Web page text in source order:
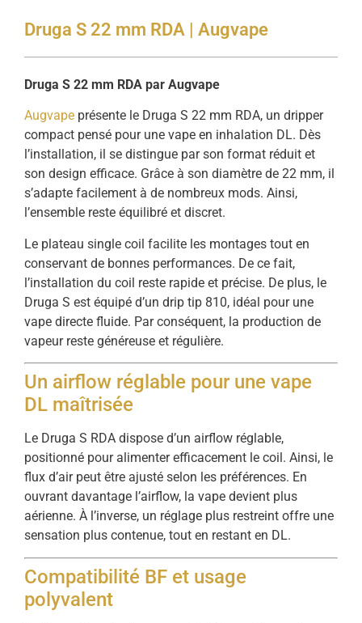
Druga S 22 mm RDA | Augvape
Druga S 22 mm RDA par Augvape
Augvape présente le Druga S 22 mm RDA, un dripper
compact pensé pour une vape en inhalation DL. Dès
l’installation, il se distingue par son format réduit et
son design efficace. Grâce à son diamètre de 22 mm, il
s’adapte facilement à de nombreux mods. Ainsi,
l’ensemble reste équilibré et discret.
Le plateau single coil facilite les montages tout en
conservant de bonnes performances. De ce fait,
l’installation du coil reste rapide et précise. De plus, le
Druga S est équipé d’un drip tip 810, idéal pour une
vape directe fluide. Par conséquent, la production de
vapeur reste généreuse et régulière.
Un airflow réglable pour une vape
DL maîtrisée
Le Druga S RDA dispose d’un airflow réglable,
positionné pour alimenter efficacement le coil. Ainsi, le
flux d’air peut être ajusté selon les préférences. En
ouvrant davantage l’airflow, la vape devient plus
aérienne. À l’inverse, un réglage plus restreint offre une
sensation plus contenue, tout en restant en DL.
Compatibilité BF et usage
polyvalent